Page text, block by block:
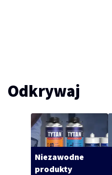
Odkrywaj
Niezawodne
produkty